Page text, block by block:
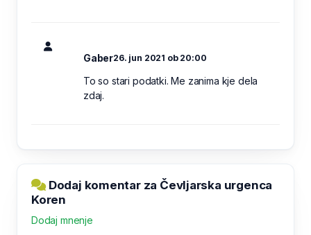
Gaber26. jun 2021 ob 20:00
To so stari podatki. Me zanima kje dela
zdaj.
Dodaj komentar za Čevljarska urgenca
Koren
Dodaj mnenje